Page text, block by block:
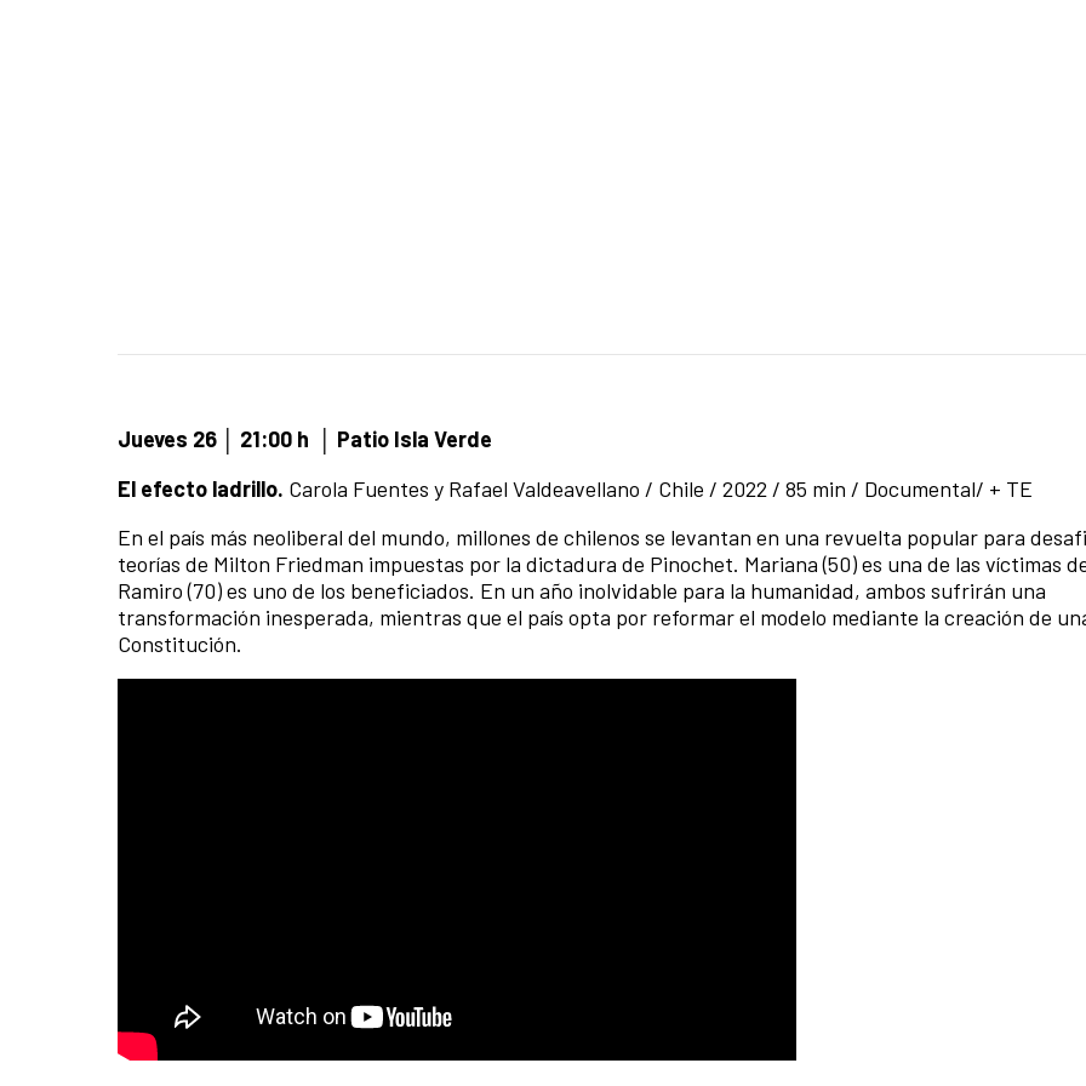
Jueves 26 21:00 h
│ Patio Isla Verde
El efecto ladrillo. Carola Fuentes y Rafael Valdeavellano / Chile / 2022 / 85 min / Documental/ + TE
En el país más neoliberal del mundo, millones de chilenos se levantan en una revuelta popular para
teorías de Milton Friedman impuestas por la dictadura de Pinochet. Mariana (50) es una de las víctimas
Ramiro (70) es uno de los beneficiados. En un año inolvidable para la humanidad, ambos sufrirán una
transformación inesperada, mientras que el país opta por reformar el modelo mediante la creación de
Constitución.